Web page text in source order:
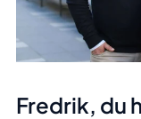
Fredrik, du